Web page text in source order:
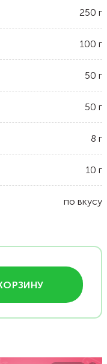
250 г
100 г
50 г
50 г
8 г
10 г
по вкусу